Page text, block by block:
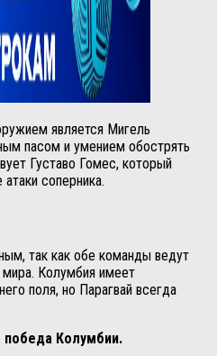
является Мигель
пасом и умением обострять
Густаво Гомес, который
соперника.
так как обе команды ведут
мира. Колумбия имеет
поля, но Парагвай всегда
победа Колумбии.